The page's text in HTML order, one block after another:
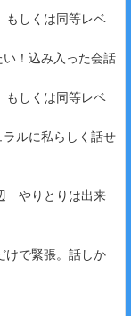
もしくは同等レベ
！込み入った会話
もしくは同等レベ
ルに私らしく話せ
やりとりは出来
で緊張。話しか